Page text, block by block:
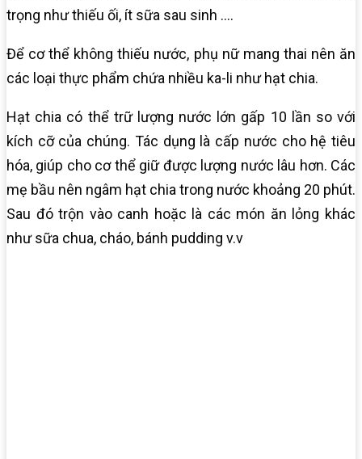
trọng như thiếu ối, ít sữa sau sinh ….
Để cơ thể không thiếu nước, phụ nữ mang thai nên ăn
các loại thực phẩm chứa nhiều ka-li như hạt chia.
Hạt chia có thể trữ lượng nước lớn gấp 10 lần so với
kích cỡ của chúng. Tác dụng là cấp nước cho hệ tiêu
hóa, giúp cho cơ thể giữ được lượng nước lâu hơn. Các
mẹ bầu nên ngâm hạt chia trong nước khoảng 20 phút.
Sau đó trộn vào canh hoặc là các món ăn lỏng khác
như sữa chua, cháo, bánh pudding v.v